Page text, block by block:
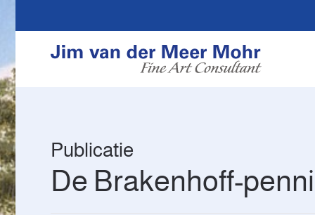
Overslaan en naar de inhoud gaan
Publicatie
De Brakenhoff-